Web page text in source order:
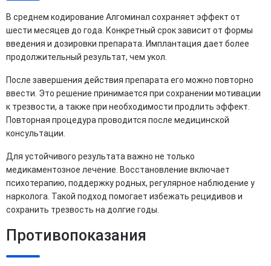
В среднем кодирование Алгоминал сохраняет эффект от
шести месяцев до года. Конкретный срок зависит от формы
введения и дозировки препарата. Имплантация дает более
продолжительный результат, чем укол.
После завершения действия препарата его можно повторно
ввести. Это решение принимается при сохранении мотивации
к трезвости, а также при необходимости продлить эффект.
Повторная процедура проводится после медицинской
консультации.
Для устойчивого результата важно не только
медикаментозное лечение. Восстановление включает
психотерапию, поддержку родных, регулярное наблюдение у
нарколога. Такой подход помогает избежать рецидивов и
сохранить трезвость на долгие годы.
Противопоказания